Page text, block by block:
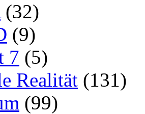
(32)
(9)
7 (5)
Realität (131)
(99)